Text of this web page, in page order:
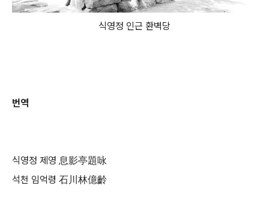
식영정 인근 환벽당
번역
식영정 제영 息影亭題咏
석천 임억령 石川林億齡